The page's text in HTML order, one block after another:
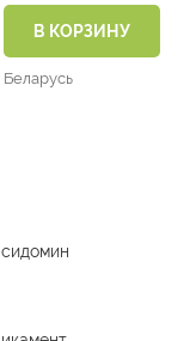
В КОРЗИНУ
Беларусь